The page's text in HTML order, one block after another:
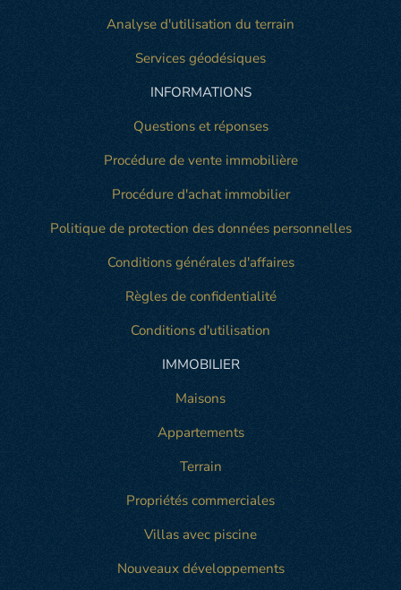
Analyse d'utilisation du terrain
Services géodésiques
INFORMATIONS
Questions et réponses
Procédure de vente immobilière
Procédure d'achat immobilier
Politique de protection des données personnelles
Conditions générales d'affaires
Règles de confidentialité
Conditions d'utilisation
IMMOBILIER
Maisons
Appartements
Terrain
Propriétés commerciales
Villas avec piscine
Nouveaux développements